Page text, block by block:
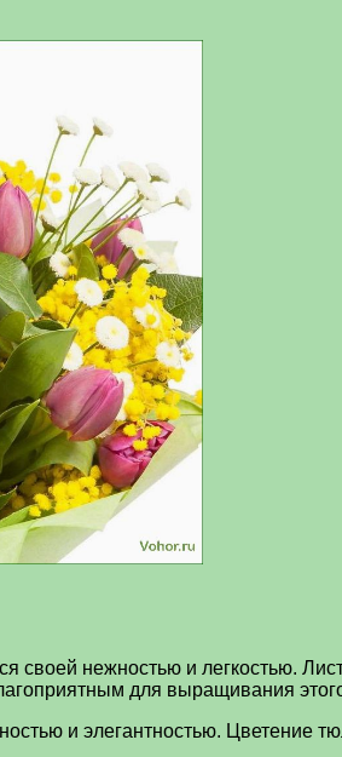
своей нежностью и легкостью.
для выращивания
и элегантностью. Цветение